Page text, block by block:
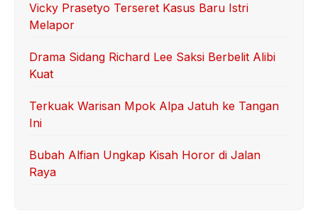
Vicky Prasetyo Terseret Kasus Baru Istri
Melapor
Drama Sidang Richard Lee Saksi Berbelit Alibi
Kuat
Terkuak Warisan Mpok Alpa Jatuh ke Tangan
Ini
Bubah Alfian Ungkap Kisah Horor di Jalan
Raya